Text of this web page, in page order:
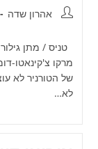
מחבר:אהרון שדה
של הטורניר לא
לא…